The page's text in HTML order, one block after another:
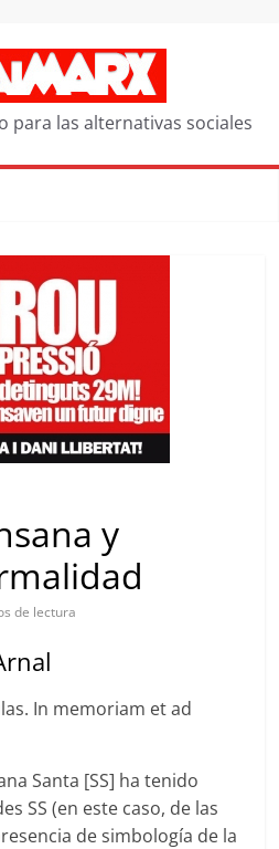
para las alternativas sociales
y
de lectura
In memoriam et ad
Santa [SS] ha tenido
SS (en este caso, de las
de simbología de la